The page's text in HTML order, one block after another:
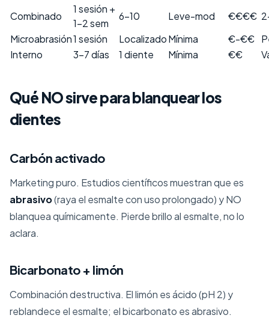
Combinado
1 sesión +
1-2 sem
6-10 Leve-mod €€€€
Microabrasión1 sesión LocalizadoMínima €-€€
Interno
3-7 días 1 diente Mínima €€
Qué NO sirve para blanquear los
dientes
Carbón activado
Marketing puro. Estudios científicos muestran que es
abrasivo(raya el esmalte con uso prolongado) y NO
blanquea químicamente. Pierde brillo al esmalte, no lo
aclara.
Bicarbonato + limón
Combinación destructiva. El limón es ácido (pH 2) y
reblandece el esmalte; el bicarbonato es abrasivo.